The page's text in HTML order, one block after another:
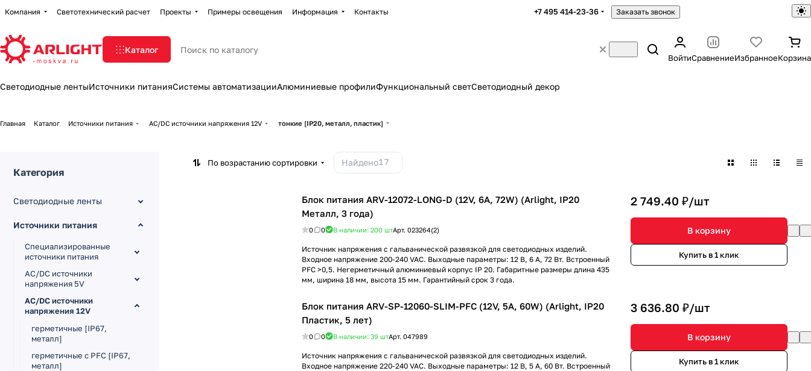
Компания Светотехнический расчет Проекты Примеры освещения Информация Контакты +7 495 414-23-36 Заказать звонок
Каталог
ВойтиСравнениеИзбранноеКорзина
Светодиодные лентыИсточники питанияСистемы автоматизацииАлюминиевые профилиФункциональный светСветодиодный декор
Главная Каталог Источники питания AC/DC источники напряжения 12V тонкие [IP20, металл, пластик]
По возрастанию сортировки Найдено17
Блок питания ARV-12072-LONG-D (12V, 6A, 72W) (Arlight, IP20
Металл, 3 года)
0 0 В наличии: 200 штАрт. 023264(2)
Источник напряжения с гальванической развязкой для светодиодных изделий.
Входное напряжение 200-240 VAC. Выходные параметры: 12 В, 6 А, 72 Вт. Встроенный
PFC >0,5. Негерметичный алюминиевый корпус IP 20. Габаритные размеры длина 435
мм, ширина 18 мм, высота 15 мм. Гарантийный срок 3 года.
2 749.40 ₽/шт
В корзину
Купить в 1 клик
Блок питания ARV-SP-12060-SLIM-PFC (12V, 5A, 60W) (Arlight, IP20
Пластик, 5 лет)
0 0 В наличии: 39 штАрт. 047989
Источник напряжения с гальванической развязкой для светодиодных изделий.
Входное напряжение 220-240 VAC. Выходные параметры: 12 В, 5 А, 60 Вт. Встроенный
3 636.80 ₽/шт
В корзину
Купить в 1 клик
Категория
Светодиодные ленты
Источники питания
Специализированные
источники питания
AC/DC источники
напряжения 5V
AC/DC источники
напряжения 12V
герметичные [IP67,
металл]
герметичные с PFC [IP67,
металл]